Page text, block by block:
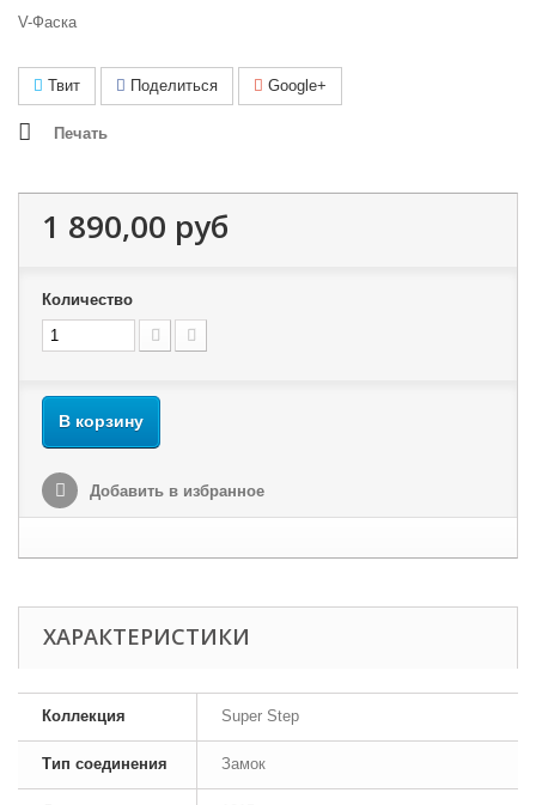
V-Фаска
Твит Поделиться Google+
Печать
1 890,00 руб
Количество
В корзину
Добавить в избранное
ХАРАКТЕРИСТИКИ
Коллекция Super Step
Тип соединения Замок